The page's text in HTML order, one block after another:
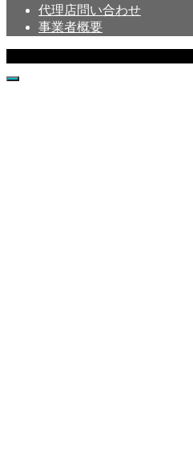
代理店問い合わせ
事業者概要